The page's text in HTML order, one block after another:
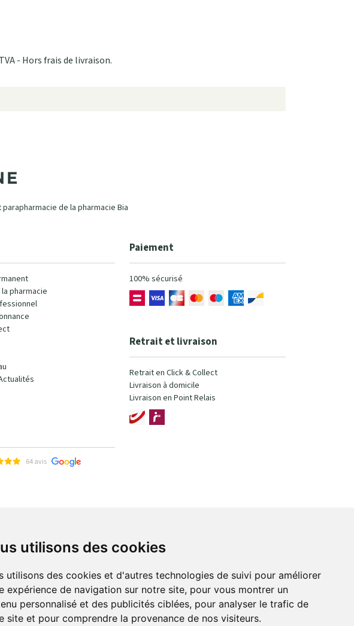
utilisons des cookies
utilisons des cookies et d'autres technologies de suivi pour améliorer
expérience de navigation sur notre site, pour vous montrer un
personnalisé et des publicités ciblées, pour analyser le trafic de
site et pour comprendre la provenance de nos visiteurs.
- Hors frais de livraison.
de la pharmacie Bia
la pharmacie
64 avis
Paiement
100% sécurisé
Retrait et livraison
Retrait en Click & Collect
Livraison à domicile
Livraison en Point Relais